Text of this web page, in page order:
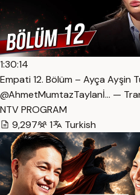
1:30:14
Empati 12. Bölüm – Ayça Ayşin
@AhmetMumtazTaylanİ… —
NTV PROGRAM
9,297
1 Turkish